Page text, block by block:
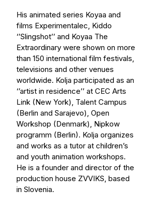
His animated series Koyaa and
films Experimentalec, Kiddo
‘’Slingshot’’ and Koyaa The
Extraordinary were shown on more
than 150 international film festivals,
televisions and other venues
worldwide. Kolja participated as an
‘’artist in residence’’ at CEC Arts
Link (New York), Talent Campus
(Berlin and Sarajevo), Open
Workshop (Denmark), Nipkow
programm (Berlin). Kolja organizes
and works as a tutor at children’s
and youth animation workshops.
He is a founder and director of the
production house ZVVIKS, based
in Slovenia.